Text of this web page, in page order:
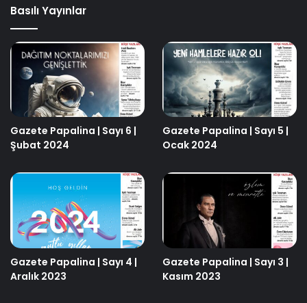
Basılı Yayınlar
Gazete Papalina | Sayı 6 |
Şubat 2024
Gazete Papalina | Sayı 5 |
Ocak 2024
Gazete Papalina | Sayı 4 |
Aralık 2023
Gazete Papalina | Sayı 3 |
Kasım 2023